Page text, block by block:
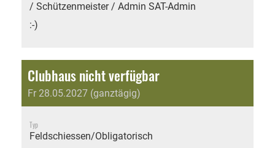
/ Schützenmeister / Admin SAT-Admin
:-)
Clubhaus nicht verfügbar
Fr 28.05.2027 (ganztägig)
Typ
Feldschiessen/Obligatorisch